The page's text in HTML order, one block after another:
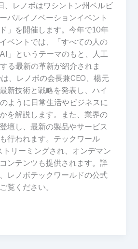
、レノボはワシントン州ベルビ
バルイノベーションイベント
」を開催します。今年で10年
ベントでは、「すべての人の
」というテーマのもと、人工
る最新の革新が紹介されま
、レノボの会長兼CEO、楊元
新技術と戦略を発表し、ハイ
ように日常生活やビジネスに
を解説します。また、業界の
壇し、最新の製品やサービス
行われます。テックワール
トリーミングされ、オンデマン
ンテンツも提供されます。詳
レノボテックワールドの公式
覧ください。